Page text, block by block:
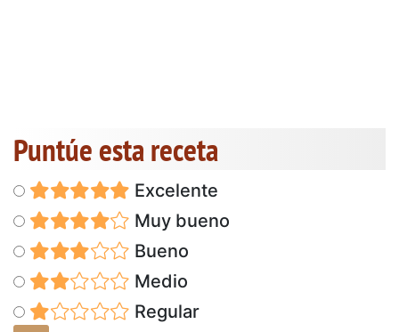
Puntúe esta receta
Excelente
Muy bueno
Bueno
Medio
Regular